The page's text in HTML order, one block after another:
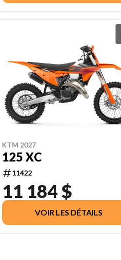
KTM 2027
125 XC
11422
11 184 $
VOIR LES DÉTAILS